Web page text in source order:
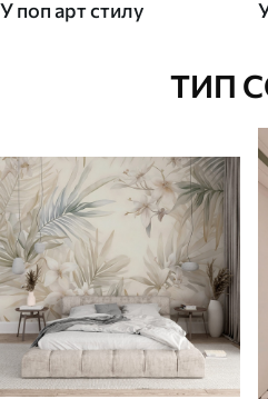
У поп арт стилу
ТИП